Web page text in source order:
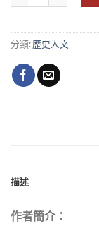
分類:歷史人文
描述
作者簡介：